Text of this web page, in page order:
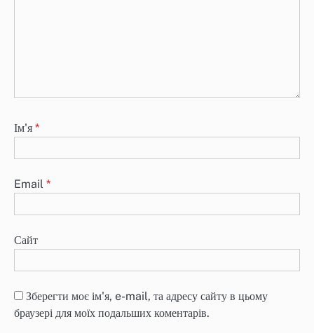
Ім'я *
Email *
Сайт
Зберегти моє ім'я, e-mail, та адресу сайту в цьому
браузері для моїх подальших коментарів.